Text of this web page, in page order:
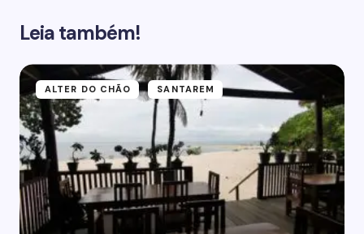
Leia também!
ALTER DO CHÃO SANTAREM